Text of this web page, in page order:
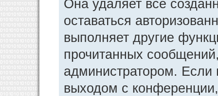
Она удаляет все
оставаться
выполняет другие
прочитанных
администратором. Если
выходом с